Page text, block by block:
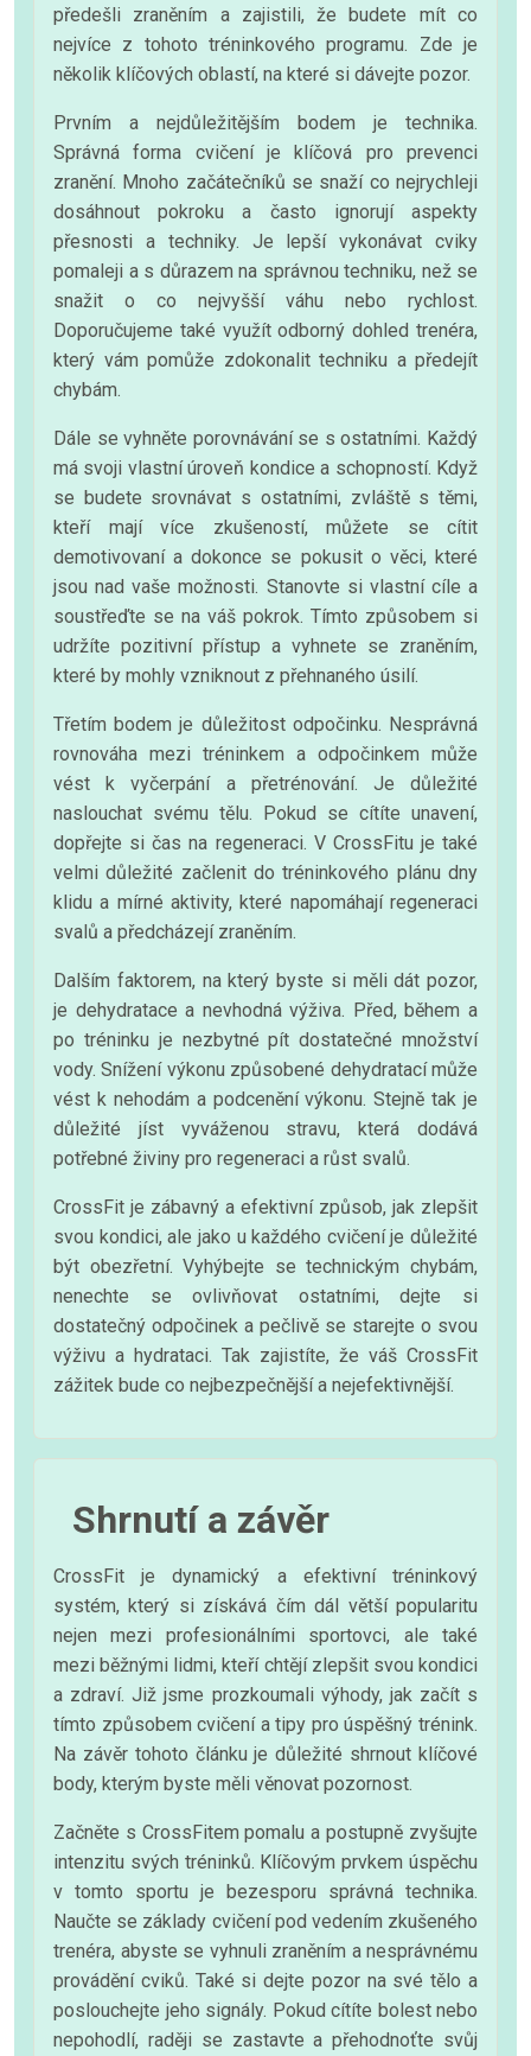
předešli zraněním a zajistili, že budete mít co
nejvíce z tohoto tréninkového programu. Zde je
několik klíčových oblastí, na které si dávejte pozor.
Prvním a nejdůležitějším bodem je technika.
Správná forma cvičení je klíčová pro prevenci
zranění. Mnoho začátečníků se snaží co nejrychleji
dosáhnout pokroku a často ignorují aspekty
přesnosti a techniky. Je lepší vykonávat cviky
pomaleji a s důrazem na správnou techniku, než se
snažit o co nejvyšší váhu nebo rychlost.
Doporučujeme také využít odborný dohled trenéra,
který vám pomůže zdokonalit techniku a předejít
chybám.
Dále se vyhněte porovnávání se s ostatními. Každý
má svoji vlastní úroveň kondice a schopností. Když
se budete srovnávat s ostatními, zvláště s těmi,
kteří mají více zkušeností, můžete se cítit
demotivovaní a dokonce se pokusit o věci, které
jsou nad vaše možnosti. Stanovte si vlastní cíle a
soustřeďte se na váš pokrok. Tímto způsobem si
udržíte pozitivní přístup a vyhnete se zraněním,
které by mohly vzniknout z přehnaného úsilí.
Třetím bodem je důležitost odpočinku. Nesprávná
rovnováha mezi tréninkem a odpočinkem může
vést k vyčerpání a přetrénování. Je důležité
naslouchat svému tělu. Pokud se cítíte unavení,
dopřejte si čas na regeneraci. V CrossFitu je také
velmi důležité začlenit do tréninkového plánu dny
klidu a mírné aktivity, které napomáhají regeneraci
svalů a předcházejí zraněním.
Dalším faktorem, na který byste si měli dát pozor,
je dehydratace a nevhodná výživa. Před, během a
po tréninku je nezbytné pít dostatečné množství
vody. Snížení výkonu způsobené dehydratací může
vést k nehodám a podcenění výkonu. Stejně tak je
důležité jíst vyváženou stravu, která dodává
potřebné živiny pro regeneraci a růst svalů.
CrossFit je zábavný a efektivní způsob, jak zlepšit
svou kondici, ale jako u každého cvičení je důležité
být obezřetní. Vyhýbejte se technickým chybám,
nenechte se ovlivňovat ostatními, dejte si
dostatečný odpočinek a pečlivě se starejte o svou
výživu a hydrataci. Tak zajistíte, že váš CrossFit
zážitek bude co nejbezpečnější a nejefektivnější.
Shrnutí a závěr
CrossFit je dynamický a efektivní tréninkový
systém, který si získává čím dál větší popularitu
nejen mezi profesionálními sportovci, ale také
mezi běžnými lidmi, kteří chtějí zlepšit svou kondici
a zdraví. Již jsme prozkoumali výhody, jak začít s
tímto způsobem cvičení a tipy pro úspěšný trénink.
Na závěr tohoto článku je důležité shrnout klíčové
body, kterým byste měli věnovat pozornost.
Začněte s CrossFitem pomalu a postupně zvyšujte
intenzitu svých tréninků. Klíčovým prvkem úspěchu
v tomto sportu je bezesporu správná technika.
Naučte se základy cvičení pod vedením zkušeného
trenéra, abyste se vyhnuli zraněním a nesprávnému
provádění cviků. Také si dejte pozor na své tělo a
poslouchejte jeho signály. Pokud cítíte bolest nebo
nepohodlí, raději se zastavte a přehodnoťte svůj